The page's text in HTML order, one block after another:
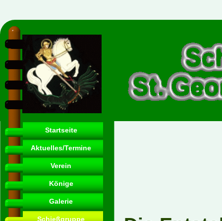
Startseite
Aktuelles/Termine
Verein
Könige
Galerie
Schießgruppe